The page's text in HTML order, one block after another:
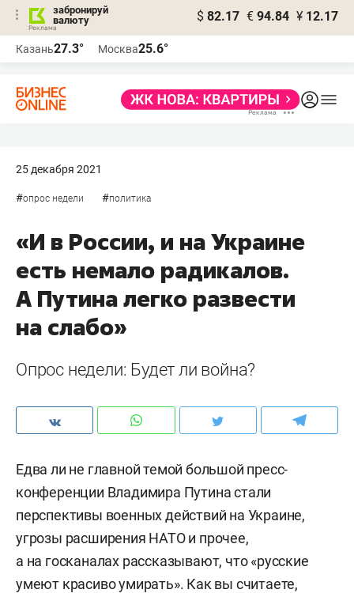
забронируй
валюту
$ 82.17 € 94.84 ¥ 12.17
Казань27.3° Москва25.6°
25 декабря 2021
#опрос недели #политика
«И в России, и на Украине
есть немало радикалов.
А Путина легко развести
на слабо»
Опрос недели: Будет ли война?
Едва ли не главной темой большой пресс-
конференции Владимира Путина стали
перспективы военных действий на Украине,
угрозы расширения НАТО и прочее,
а на госканалах рассказывают, что «русские
умеют красиво умирать». Как вы считаете,